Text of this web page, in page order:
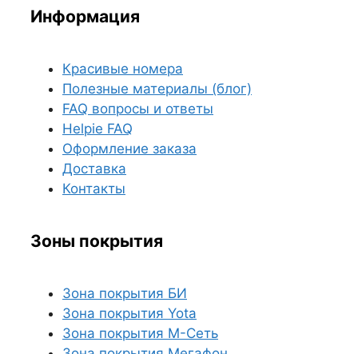
Информация
Красивые номера
Полезные материалы (блог)
FAQ вопросы и ответы
Helpie FAQ
Оформление заказа
Доставка
Контакты
Зоны покрытия
Зона покрытия БИ
Зона покрытия Yota
Зона покрытия М-Сеть